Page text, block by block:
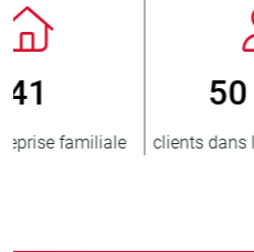
nouveaux clients/an